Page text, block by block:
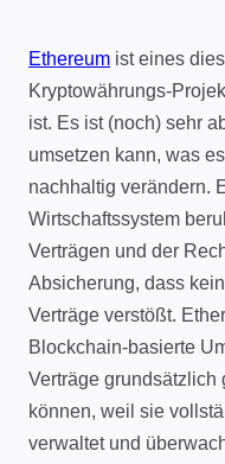
Ethereum ist eines
Kryptowährungs-
ist. Es ist (noch) sehr
umsetzen kann, was
nachhaltig verändern.
Wirtschaftssystem
Verträgen und der
Absicherung, dass
Verträge verstößt.
Blockchain-basierte
Verträge grundsätzlich
können, weil sie
verwaltet und